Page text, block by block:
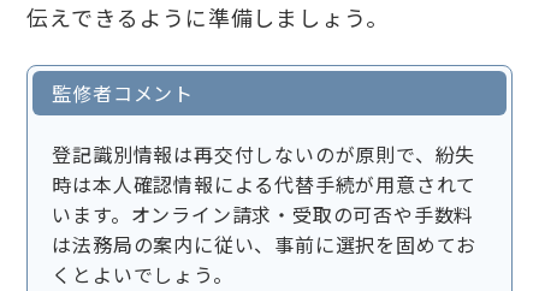
伝えできるように準備しましょう。
監修者コメント
登記識別情報は再交付しないのが原則で、紛失
時は本人確認情報による代替手続が用意されて
います。オンライン請求・受取の可否や手数料
は法務局の案内に従い、事前に選択を固めてお
くとよいでしょう。